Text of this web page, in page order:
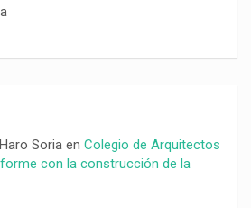
Soria en Colegio de Arquitectos
con la construcción de la